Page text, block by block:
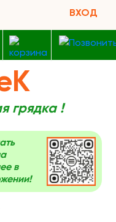
ВХОД
грядка !
в